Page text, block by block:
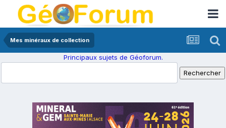
Mes minéraux de collection
Principaux sujets de Géoforum.